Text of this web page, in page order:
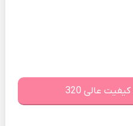
عالی 320